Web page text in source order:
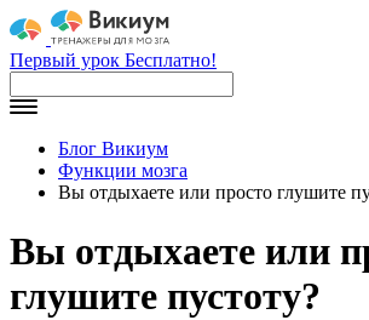
Первый урок Бесплатно!
Блог Викиум
Функции мозга
Вы отдыхаете или просто глушите
Вы отдыхаете или
глушите пустоту?